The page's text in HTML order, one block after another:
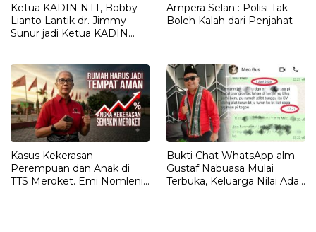
Ketua KADIN NTT, Bobby
Lianto Lantik dr. Jimmy
Sunur jadi Ketua KADIN
Ampera Selan : Polisi Tak
Boleh Kalah dari Penjahat
Kasus Kekerasan
Perempuan dan Anak di
TTS Meroket. Emi Nomleni :
Bukti Chat WhatsApp alm.
Gustaf Nabuasa Mulai
Terbuka, Keluarga Nilai Ada